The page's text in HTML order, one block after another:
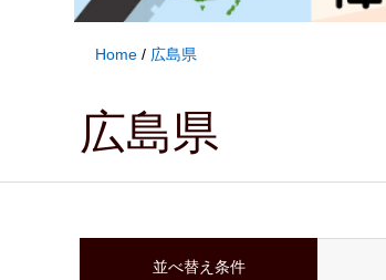
Home / 広島県
広島県
並べ替え条件